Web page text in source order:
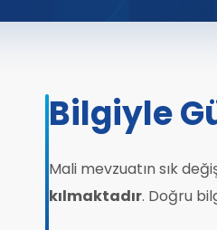
Bilgiyle
Mali mevzuatın sık
kılmaktadır. Doğru